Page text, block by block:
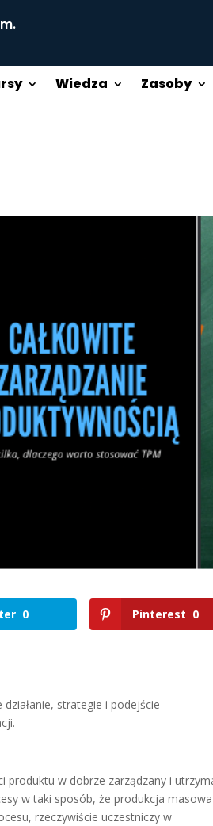
Wiedza Zasoby
0 Pinterest 0
działanie, strategie i podejście
produktu w dobrze zarządzany i
w taki sposób, że produkcja
rzeczywiście uczestniczy w